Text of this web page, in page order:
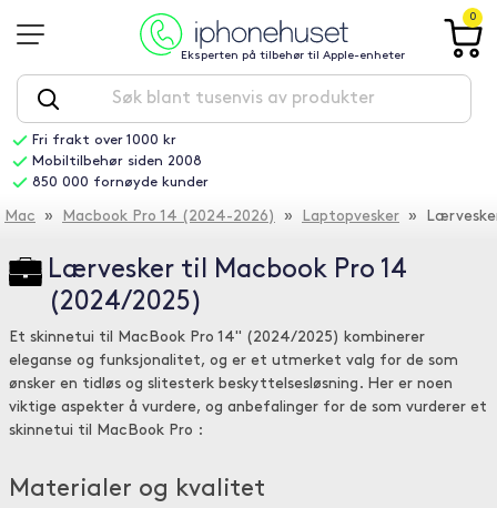
Eksperten på tilbehør til Apple-enheter
0
Fri frakt over 1000 kr
Mobiltilbehør siden 2008
850 000 fornøyde kunder
Mac » Macbook Pro 14 (2024-2026) » Laptopvesker »
Lærvesker til Macbook Pro 14
(2024/2025)
Et skinnetui til MacBook Pro 14" (2024/2025) kombinerer
eleganse og funksjonalitet, og er et utmerket valg for de som
ønsker en tidløs og slitesterk beskyttelsesløsning. Her er noen
viktige aspekter å vurdere, og anbefalinger for de som vurderer et
skinnetui til MacBook Pro :
Materialer og kvalitet